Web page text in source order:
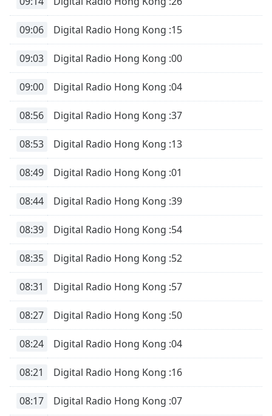
Family
Done
Modal
window.
09:06 Digital Radio Hong Kong :15
09:03 Digital Radio Hong Kong :00
09:00 Digital Radio Hong Kong :04
08:56 Digital Radio Hong Kong :37
08:53 Digital Radio Hong Kong :13
08:49 Digital Radio Hong Kong :01
08:44 Digital Radio Hong Kong :39
08:39 Digital Radio Hong Kong :54
08:35 Digital Radio Hong Kong :52
08:31 Digital Radio Hong Kong :57
08:27 Digital Radio Hong Kong :50
08:24 Digital Radio Hong Kong :04
08:21 Digital Radio Hong Kong :16
08:17 Digital Radio Hong Kong :07